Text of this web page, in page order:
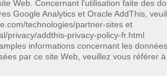
Web. Concernant l'utilisation faite des
Google Analytics et Oracle AddThis,
technologies/partner-sites et
privacy/addthis-privacy-policy-fr.html
informations concernant les données
par ce site Web, veuillez vous référer